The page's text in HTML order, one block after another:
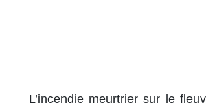
L’incendie meurtrier sur le